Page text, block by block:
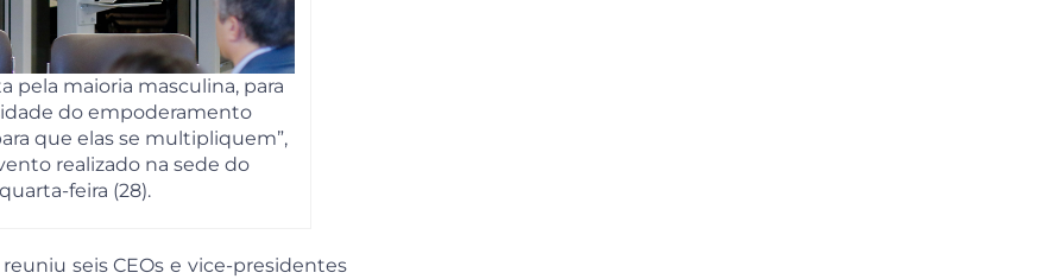
pela maioria masculina, para
do empoderamento
que elas se multipliquem”,
realizado na sede do
feira (28).
seis CEOs e vice-presidentes